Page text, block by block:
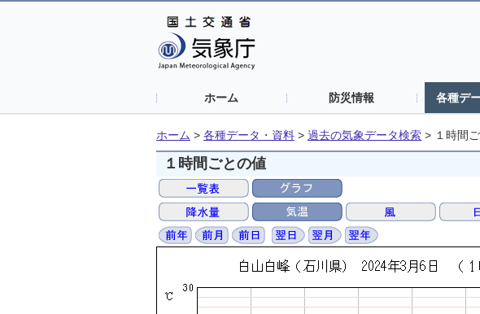
ホーム 防災情報 各種デ
ホーム > 各種データ・資料 > 過去の気象データ検索 > １時間
１時間ごとの値